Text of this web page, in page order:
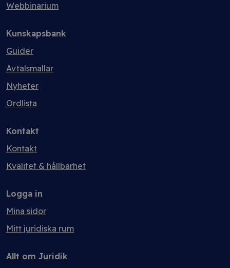
Webbinarium
Kunskapsbank
Guider
Avtalsmallar
Nyheter
Ordlista
Kontakt
Kontakt
Kvalitet & hållbarhet
Logga in
Mina sidor
Mitt juridiska rum
Allt om Juridik